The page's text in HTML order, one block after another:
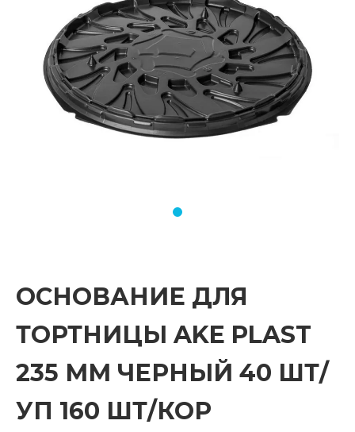
ОСНОВАНИЕ ДЛЯ
ТОРТНИЦЫ AKE PLAST
235 ММ ЧЕРНЫЙ 40 ШТ/
УП 160 ШТ/КОР